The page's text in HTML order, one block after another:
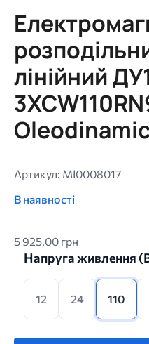
лінійний
Артикул: MI0008017
В наявності
5 925,00 грн
Напруга живлення
12 24 110